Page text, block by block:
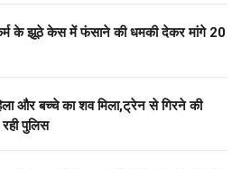
के झूठे केस में फंसाने की धमकी देकर मांगे 20
और बच्चे का शव मिला,ट्रेन से गिरने की
पुलिस